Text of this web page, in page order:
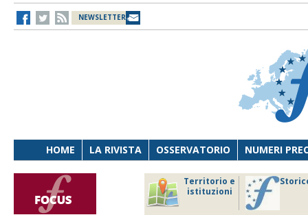
NEWSLETTER
HOME LA RIVISTA OSSERVATORIO NUMERI
Territorio e
istituzioni